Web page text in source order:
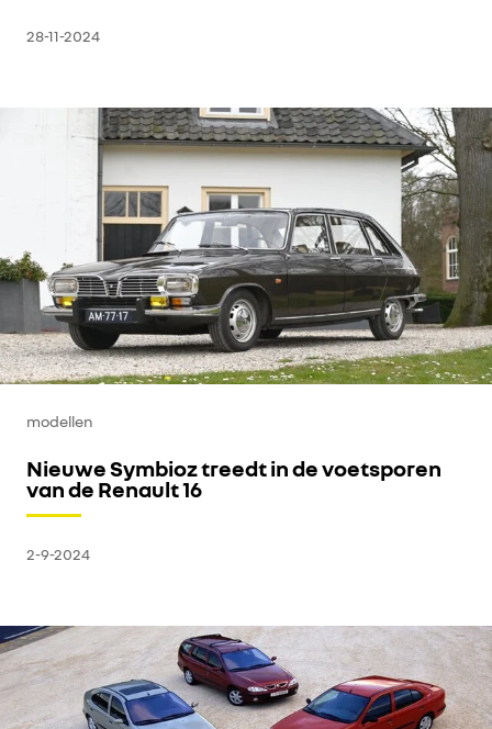
28-11-2024
modellen
Nieuwe Symbioz treedt in de voetsporen
van de Renault 16
2-9-2024